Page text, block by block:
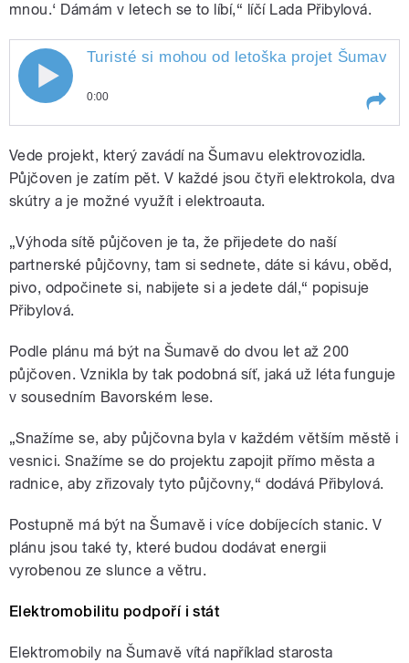
mnou.‘ Dámám v letech se to líbí,“ líčí Lada Přibylová.
pause
Turisté si mohou od letoška projet
0:00
Šumavu na elektrickém kole, skútru
nebo v elektroautě. Podrobnosti
zjišťoval reportér Lukáš
Vede projekt, který zavádí na Šumavu elektrovozidla.
Půjčoven je zatím pět. V každé jsou čtyři elektrokola, dva
skútry a je možné využít i elektroauta.
„Výhoda sítě půjčoven je ta, že přijedete do naší
partnerské půjčovny, tam si sednete, dáte si kávu, oběd,
pivo, odpočinete si, nabijete si a jedete dál,“ popisuje
Přibylová.
Podle plánu má být na Šumavě do dvou let až 200
půjčoven. Vznikla by tak podobná síť, jaká už léta funguje
v sousedním Bavorském lese.
„Snažíme se, aby půjčovna byla v každém větším městě i
vesnici. Snažíme se do projektu zapojit přímo města a
radnice, aby zřizovaly tyto půjčovny,“ dodává Přibylová.
Postupně má být na Šumavě i více dobíjecích stanic. V
plánu jsou také ty, které budou dodávat energii
vyrobenou ze slunce a větru.
Elektromobilitu podpoří i stát
Elektromobily na Šumavě vítá například starosta